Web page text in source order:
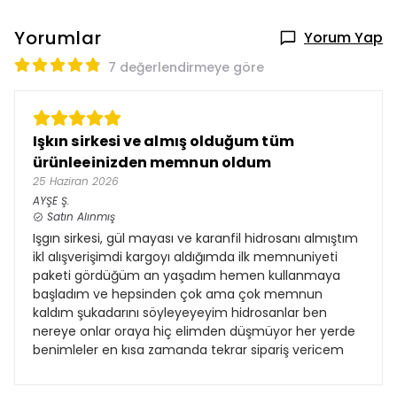
Yorumlar Yorum Yap
7 değerlendirmeye göre
Işkın sirkesi ve almış olduğum tüm
ürünleeinizden memnun oldum
25 Haziran 2026
AYŞE Ş.
Satın Alınmış
Işgın sirkesi, gül mayası ve karanfil hidrosanı almıştım
ikl alışverişimdi kargoyı aldığımda ilk memnuniyeti
paketi gördüğüm an yaşadım hemen kullanmaya
başladım ve hepsinden çok ama çok memnun
kaldım şukadarını söyleyeyeyim hidrosanlar ben
nereye onlar oraya hiç elimden düşmüyor her yerde
benimleler en kısa zamanda tekrar sipariş vericem